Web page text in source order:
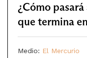
¿Cómo
que termina
Medio: El Mercurio